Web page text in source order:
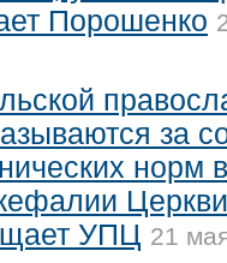
Порошенко
за
норм
УПЦ 21